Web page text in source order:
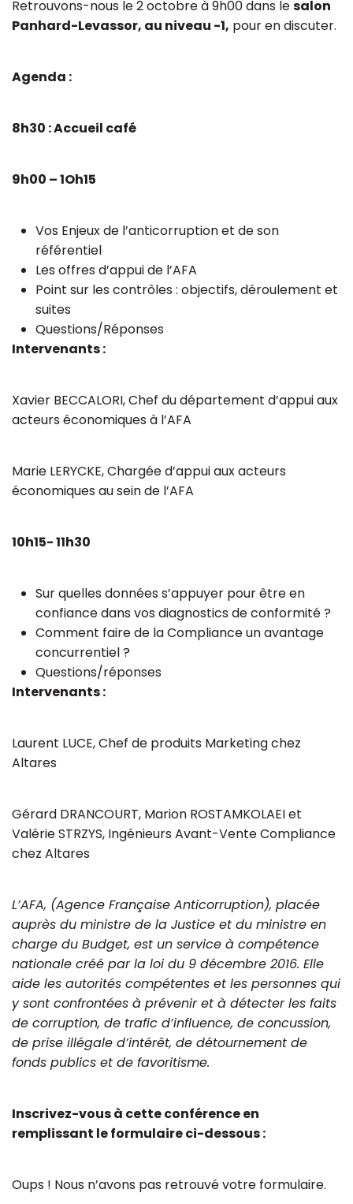
Retrouvons-nous le 2 octobre à 9h00 dans lesalon
Panhard-Levassor, au niveau -1, pour en discuter.
Agenda :
8h30 : Accueil café
9h00 – 1Oh15
Vos Enjeux de l’anticorruption et de son
référentiel
Les offres d’appui de l’AFA
Point sur les contrôles : objectifs, déroulement et
suites
Questions/Réponses
Intervenants :
Xavier BECCALORI, Chef du département d’appui aux
acteurs économiques à l’AFA
Marie LERYCKE, Chargée d’appui aux acteurs
économiques au sein de l’AFA
10h15- 11h30
Sur quelles données s’appuyer pour être en
confiance dans vos diagnostics de conformité ?
Comment faire de la Compliance un avantage
concurrentiel ?
Questions/réponses
Intervenants :
Laurent LUCE, Chef de produits Marketing chez
Altares
Gérard DRANCOURT, Marion ROSTAMKOLAEI et
Valérie STRZYS, Ingénieurs Avant-Vente Compliance
chez Altares
L’AFA, (Agence Française Anticorruption), placée
auprès du ministre de la Justice et du ministre en
charge du Budget, est un service à compétence
nationale créé par la loi du 9 décembre 2016. Elle
aide les autorités compétentes et les personnes qui
y sont confrontées à prévenir et à détecter les faits
de corruption, de trafic d’influence, de concussion,
de prise illégale d’intérêt, de détournement de
fonds publics et de favoritisme.
Inscrivez-vous à cette conférence en
remplissant le formulaire ci-dessous :
Oups ! Nous n’avons pas retrouvé votre formulaire.